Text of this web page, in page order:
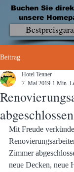
Buchen Sie
unsere
Beitrag
abgeschlossen
Hotel Tenner
7. Mai 2019 1 Min.
Mit Freude
Zimmer
neue Decken, neue